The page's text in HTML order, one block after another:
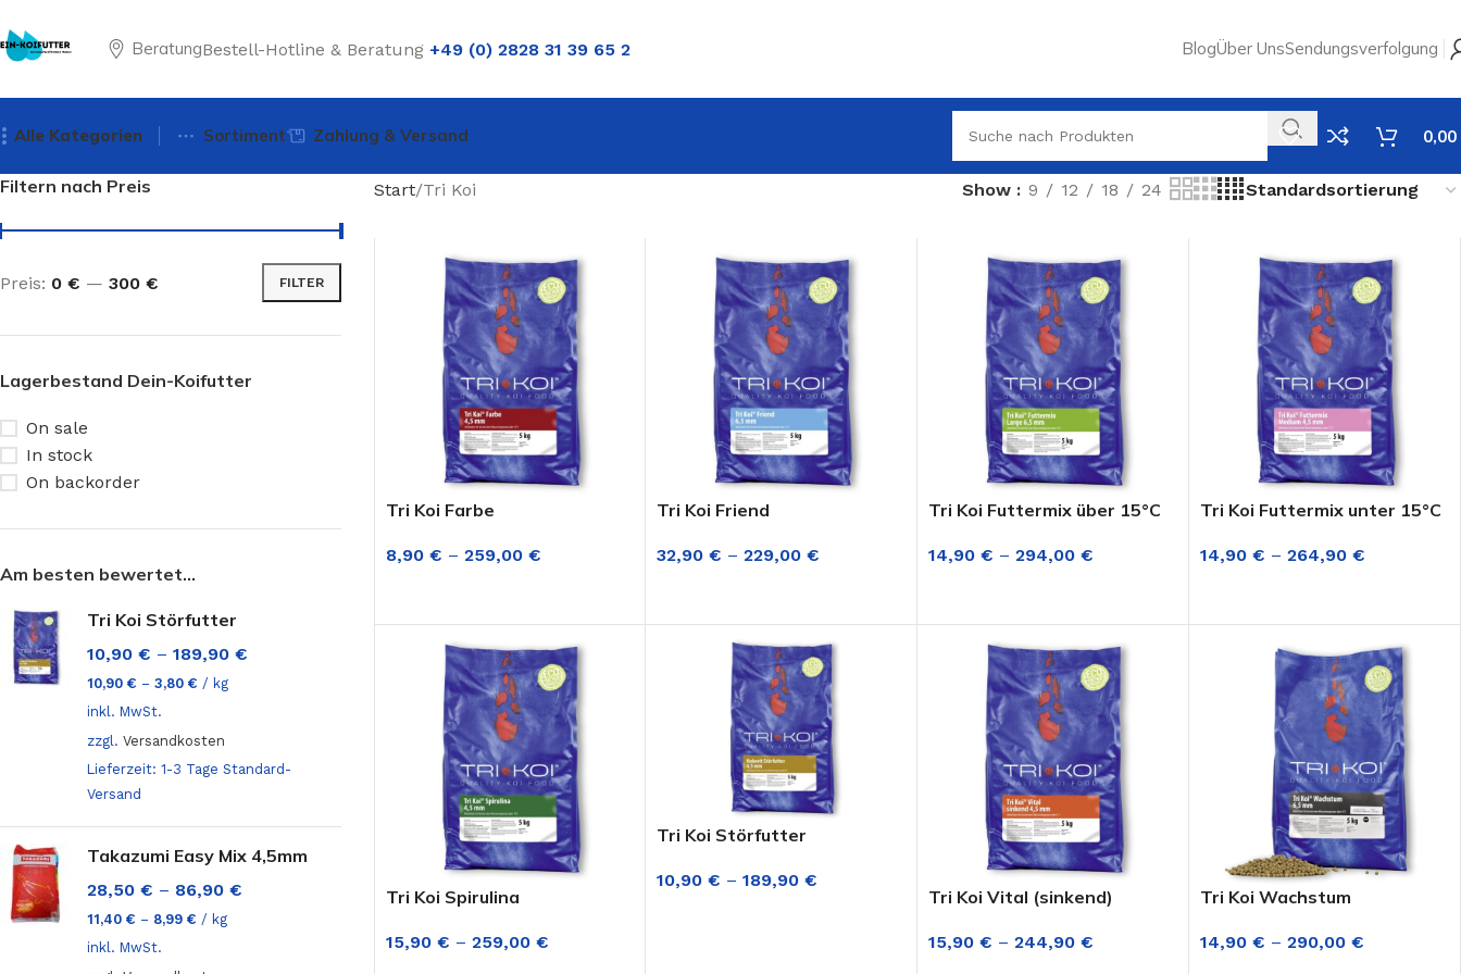
BeratungBestell-Hotline & Beratung +49 (0) 2828 31 39 65 2 BlogÜber UnsSendungsverfolgung
Alle Kategorien
ALPHA KOIFUTTER Alpha Ernährungskonzept
Sortiment Zahlung & Versand 0,00
Filtern nach Preis
FILTER
Preis: 0 € — 300 €
Lagerbestand Dein-Koifutter
On sale
In stock
On backorder
Am besten bewertet…
Tri Koi Störfutter
10,90 € – 189,90 €
10,90 € – 3,80 € / kg
inkl. MwSt.
zzgl. Versandkosten
Lieferzeit: 1-3 Tage Standard-
Versand
Takazumi Easy Mix 4,5mm
28,50 € – 86,90 €
11,40 € – 8,99 € / kg
inkl. MwSt.
Start Tri Koi Show 9 12 18 24
Tri Koi Farbe
8,90 € – 259,00 €
Tri Koi Friend
32,90€ –229,00€
Tri Koi Futtermix über 15°C
14,90€ –294,00€
Tri Koi Futtermix unter 15°C
14,90€ –264,90€
Tri Koi Spirulina
15,90 € – 259,00 €
Tri Koi Störfutter
10,90€ –189,90€
Tri Koi Vital (sinkend)
15,90€ –244,90€
Tri Koi Wachstum
14,90€ –290,00€